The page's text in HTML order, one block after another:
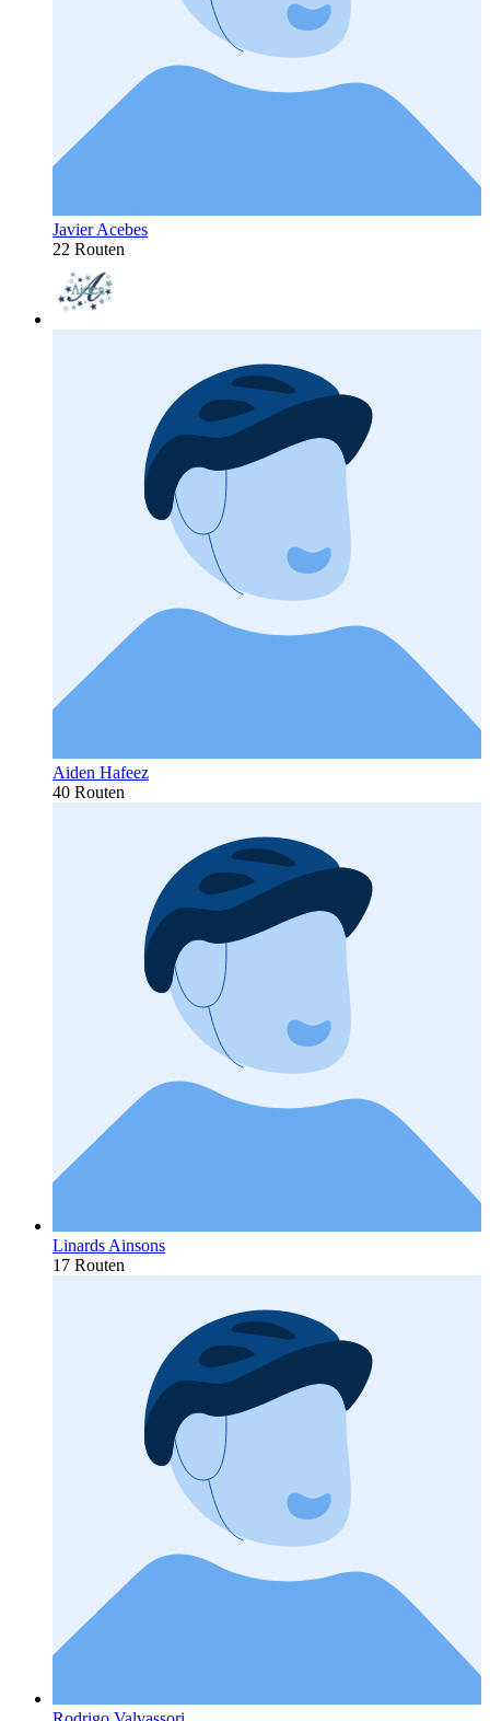
Javier Acebes
22 Routen
Aiden Hafeez
40 Routen
Linards Ainsons
17 Routen